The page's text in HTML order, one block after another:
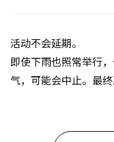
活动不会延期。
即使下雨也照常举行
气，可能会中止。最